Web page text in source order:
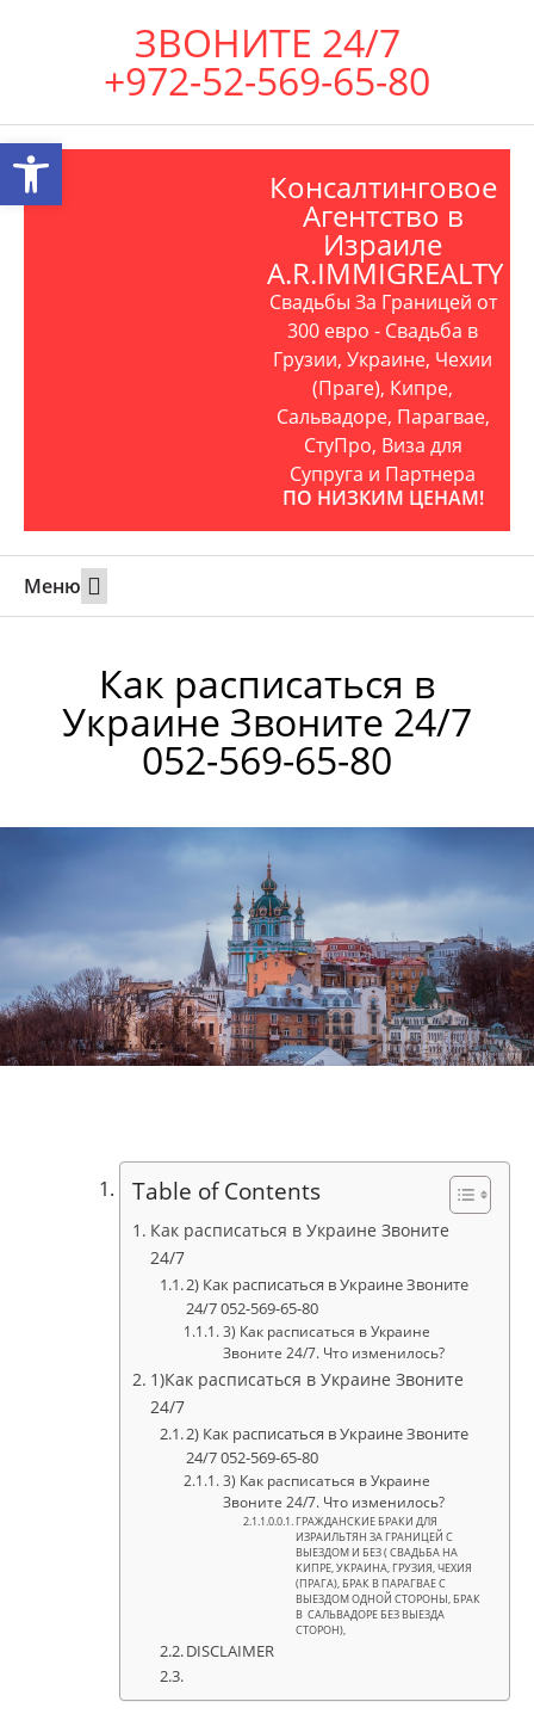
ЗВОНИТЕ 24/7
+972-52-569-65-80
Консалтинговое
Агентство в
Израиле
A.R.IMMIGREALTY
Свадьбы За Границей от
300 евро - Свадьба в
Грузии, Украине, Чехии
(Праге), Кипре,
Сальвадоре, Парагвае,
СтуПро, Виза для
Супруга и Партнера
ПО НИЗКИМ ЦЕНАМ!
Меню
Как расписаться в
Украине Звоните 24/7
052-569-65-80
Table of Contents
Как расписаться в Украине Звоните
24/7
2) Как расписаться в Украине Звоните
24/7 052-569-65-80
3) Как расписаться в Украине
Звоните 24/7. Что изменилось?
1)Как расписаться в Украине Звоните
24/7
2) Как расписаться в Украине Звоните
24/7 052-569-65-80
3) Как расписаться в Украине
Звоните 24/7. Что изменилось?
ГРАЖДАНСКИЕ БРАКИ ДЛЯ
ИЗРАИЛЬТЯН ЗА ГРАНИЦЕЙ С
ВЫЕЗДОМ И БЕЗ ( СВАДЬБА НА
КИПРЕ, УКРАИНА, ГРУЗИЯ, ЧЕХИЯ
(ПРАГА), БРАК В ПАРАГВАЕ С
ВЫЕЗДОМ ОДНОЙ СТОРОНЫ, БРАК
В САЛЬВАДОРЕ БЕЗ ВЫЕЗДА
СТОРОН),
DISCLAIMER
Открыть панель инструментов